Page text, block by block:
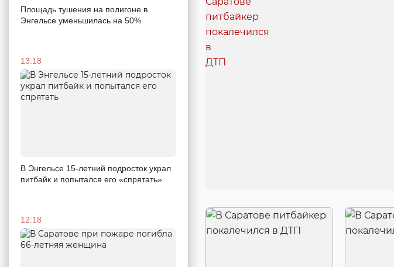
Площадь тушения на полигоне в
Энгельсе уменьшилась на 50%
13:18
В Энгельсе 15-летний подросток украл
питбайк и попытался его «спрятать»
12:18